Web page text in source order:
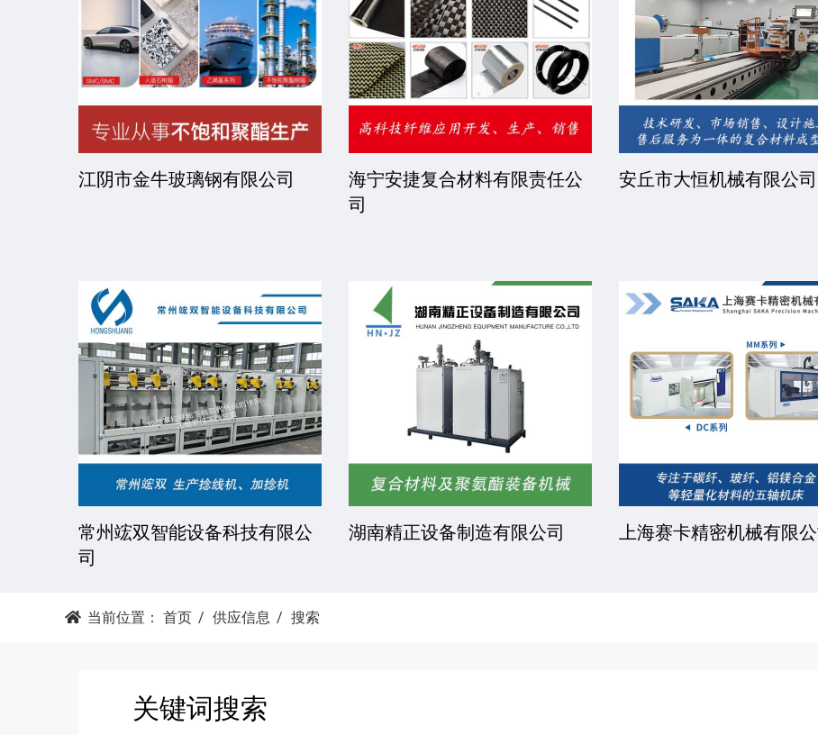
江阴市金牛玻璃钢有限公司
海宁安捷复合材料有限责任公
司
安丘市大恒机械有限公司
常州竤双智能设备科技有限公
司
湖南精正设备制造有限公司 上海赛卡精密机械有限
当前位置： 首页 供应信息 搜索
关键词搜索